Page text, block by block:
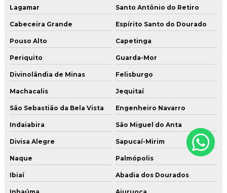
Lagamar Santo Antônio do Retiro
Cabeceira Grande Espírito Santo do Dourado
Pouso Alto Capetinga
Periquito Guarda-Mor
Divinolândia de Minas Felisburgo
Machacalis Jequitaí
São Sebastião da Bela Vista Engenheiro Navarro
Indaiabira São Miguel do Anta
Divisa Alegre Sapucaí-Mirim
Naque Palmópolis
Ibiaí Abadia dos Dourados